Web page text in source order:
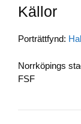
Källor
Porträttfynd:
Norrköpings
FSF